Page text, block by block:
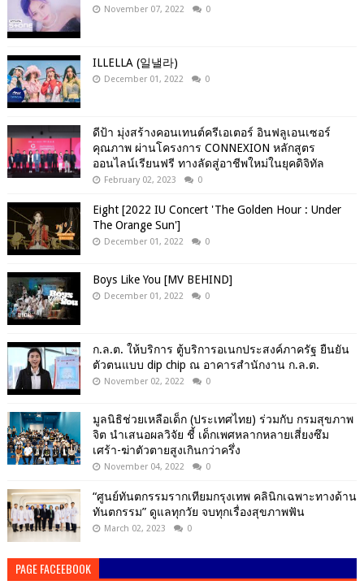
November 07, 2022 0
ILLELLA (일낼라)
December 01, 2022 0
ดีป้า มุ่งสร้างคอนเทนต์ครีเอเตอร์ อินฟลูเอนเซอร์
คุณภาพ ผ่านโครงการ CONNEXION หลักสูตร
ออนไลน์เรียนฟรี ทางลัดสู่อาชีพใหม่ในยุคดิจิทัล
February 02, 2023 0
Eight [2022 IU Concert 'The Golden Hour : Under
The Orange Sun']
December 01, 2022 0
Boys Like You [MV BEHIND]
December 01, 2022 0
ก.ล.ต. ให้บริการ ตู้บริการอเนกประสงค์ภาครัฐ ยืนยัน
ตัวตนแบบ dip chip ณ อาคารสำนักงาน ก.ล.ต.
November 02, 2022 0
มูลนิธิช่วยเหลือเด็ก (ประเทศไทย) ร่วมกับ กรมสุขภาพ
จิต นำเสนอผลวิจัย ชี้ เด็กเพศหลากหลายเสี่ยงซึม
เศร้า-ฆ่าตัวตายสูงเกินกว่าครึ่ง
November 04, 2022 0
“ศูนย์ทันตกรรมรากเทียมกรุงเทพ คลินิกเฉพาะทางด้าน
ทันตกรรม” ดูแลทุกวัย จบทุกเรื่องสุขภาพฟัน
March 02, 2023 0
PAGE FACEEBOOK